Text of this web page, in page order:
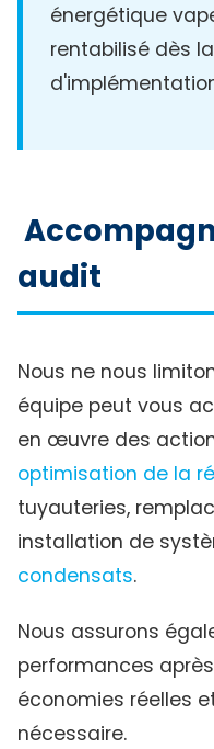
énergétique
rentabilisé dès
audit
Nous ne nous
équipe peut vous
en œuvre des
optimisation de la
tuyauteries,
installation de
condensats.
Nous assurons
performances
économies réelles
nécessaire.